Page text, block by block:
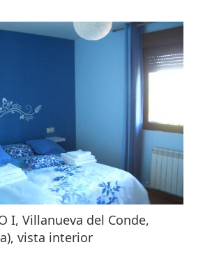
I, Villanueva del Conde,
vista interior